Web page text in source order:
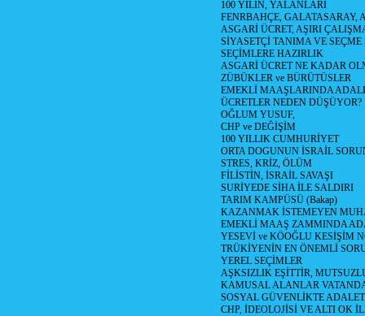
100 YILIN, YALANLARI
FENRBAHÇE, GALATASARAY,
ASGARİ ÜCRET, AŞIRI
SİYASETÇİ TANIMA VE
SEÇİMLERE HAZIRLIK
ASGARİ ÜCRET NE KADAR
ZÜBÜKLER ve BÜRÜTÜSLER
EMEKLİ MAAŞLARINDA
ÜCRETLER NEDEN DÜŞÜYOR?
OĞLUM YUSUF,
CHP ve DEĞİŞİM
100 YILLIK CUMHURİYET
ORTA DOGUNUN İSRAİL
STRES, KRİZ, ÖLÜM
FİLİSTİN, İSRAİL SAVAŞI
SURİYEDE SİHA İLE SALDIRI
TARIM KAMPÜSÜ (Bakap)
KAZANMAK İSTEMEYEN
EMEKLİ MAAŞ ZAMMINDA
YESEVİ ve KÖOĞLU KESİŞİM
TRÜKİYENİN EN ÖNEMLİ
YEREL SEÇİMLER
AŞKSIZLIK EŞİTTİR,
KAMUSAL ALANLAR
SOSYAL GÜVENLİKTE
CHP, İDEOLOJİSİ VE ALTI OK